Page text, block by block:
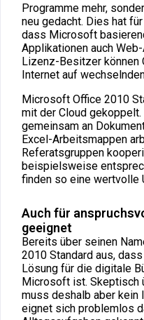
Programme mehr,
neu gedacht. Dies hat
dass Microsoft
Applikationen auch
Lizenz-Besitzer können
Internet auf
Microsoft Office 2010
mit der Cloud
gemeinsam an
Excel-Arbeitsmappen
Referatsgruppen
beispielsweise
finden so eine wertvolle
Auch für
geeignet
Bereits über seinen
2010 Standard aus,
Lösung für die digitale
Microsoft ist. Skeptisch
muss deshalb aber kein
eignet sich problemlos